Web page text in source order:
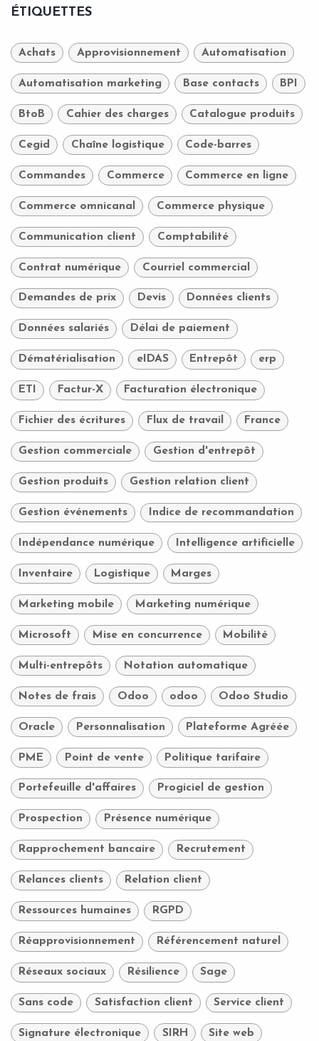
ÉTIQUETTES
Achats Approvisionnement Automatisation
Automatisation marketing Base contacts BPI
BtoB Cahier des charges Catalogue produits
Cegid Chaîne logistique Code-barres
Commandes Commerce Commerce en ligne
Commerce omnicanal Commerce physique
Communication client Comptabilité
Contrat numérique Courriel commercial
Demandes de prix Devis Données clients
Données salariés Délai de paiement
Dématérialisation eIDAS Entrepôt erp
ETI Factur-X Facturation électronique
Fichier des écritures Flux de travail France
Gestion commerciale Gestion d'entrepôt
Gestion produits Gestion relation client
Gestion événements Indice de recommandation
Indépendance numérique Intelligence artificielle
Inventaire Logistique Marges
Marketing mobile Marketing numérique
Microsoft Mise en concurrence Mobilité
Multi-entrepôts Notation automatique
Notes de frais Odoo odoo Odoo Studio
Oracle Personnalisation Plateforme Agréée
PME Point de vente Politique tarifaire
Portefeuille d'affaires Progiciel de gestion
Prospection Présence numérique
Rapprochement bancaire Recrutement
Relances clients Relation client
Ressources humaines RGPD
Réapprovisionnement Référencement naturel
Réseaux sociaux Résilience Sage
Sans code Satisfaction client Service client
Signature électronique SIRH Site web